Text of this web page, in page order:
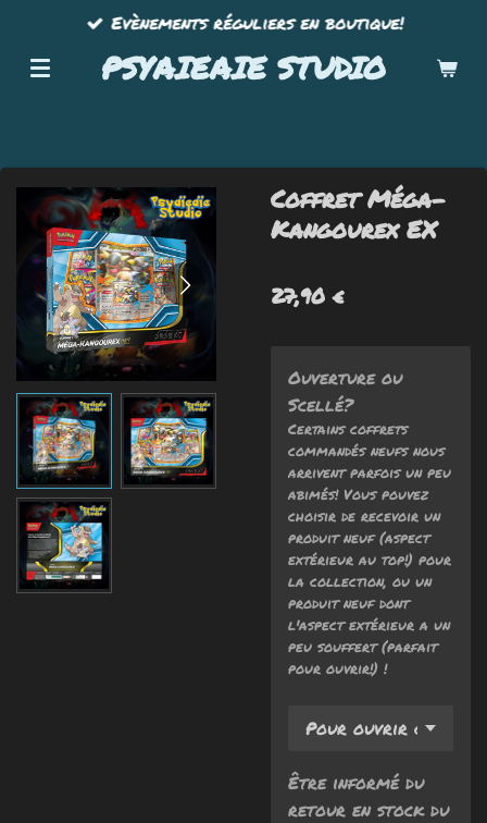
contenu
PSYAIEAIE STUDIO
Evènements réguliers en boutique!
Coffret Méga-
Kangourex EX
27,90 €
Ouverture ou
Scellé?
Certains coffrets
commandés neufs nous
arrivent parfois un peu
abimés! Vous pouvez
choisir de recevoir un
produit neuf (aspect
extérieur au top!) pour
la collection, ou un
produit neuf dont
l'aspect extérieur a un
peu souffert (parfait
pour ouvrir!) !
Être informé du
retour en stock du